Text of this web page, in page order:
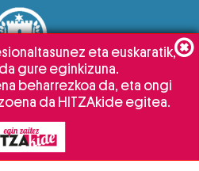
eta euskaratik,
gure eginkizuna.
beharrezkoa da, eta ongi
da HITZAkide egitea.